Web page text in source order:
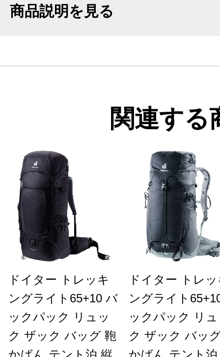
商品説明を見る
関連する
ドイター トレッキ
ングライト65+10 バ
ックパック リュッ
ク ザック バッグ 鞄
かばん テント泊 縦
ドイター トレ
ングライト
ックパック リ
ク ザック バッ
かばん テント泊